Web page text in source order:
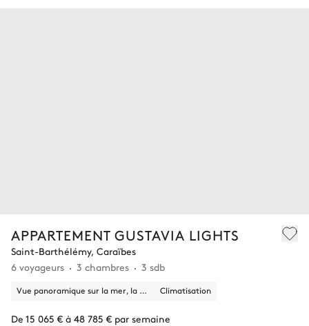
APPARTEMENT GUSTAVIA LIGHTS
Saint-Barthélémy, Caraïbes
6 voyageurs
3 chambres 3 sdb
Vue panoramique sur la mer, la ville Climatisation
De 15 065 € à 48 785 € par semaine